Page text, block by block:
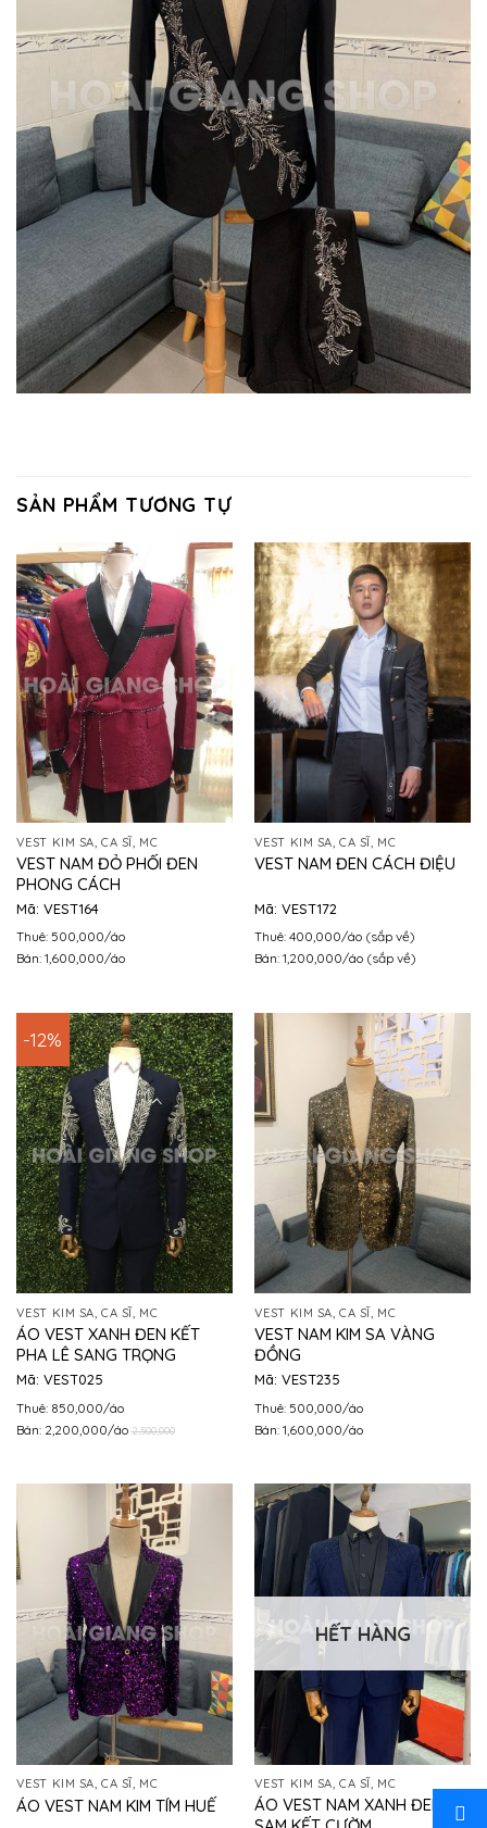
SẢN PHẨM TƯƠNG TỰ
VEST KIM SA, CA SĨ, MC
VEST NAM ĐỎ PHỐI ĐEN
PHONG CÁCH
Mã: VEST164
Thuê: 500,000/áo
Bán: 1,600,000/áo
VEST KIM SA, CA SĨ, MC
VEST NAM ĐEN CÁCH ĐIỆU
Mã: VEST172
Thuê: 400,000/áo (sắp về)
Bán: 1,200,000/áo (sắp về)
-12%
VEST KIM SA, CA SĨ, MC
ÁO VEST XANH ĐEN KẾT
PHA LÊ SANG TRỌNG
Mã: VEST025
Thuê: 850,000/áo
Bán: 2,200,000/áo 2,500,000
VEST KIM SA, CA SĨ, MC
VEST NAM KIM SA VÀNG
ĐỒNG
Mã: VEST235
Thuê: 500,000/áo
Bán: 1,600,000/áo
VEST KIM SA, CA SĨ, MC
ÁO VEST NAM KIM TÍM HUẾ
HẾT HÀNG
VEST KIM SA, CA SĨ, MC
ÁO VEST NAM XANH ĐEN VE